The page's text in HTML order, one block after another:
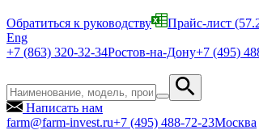
Обратиться к руководству Прайс-лист
Eng
+7 (863) 320-32-34Ростов-на-Дону+7 (495)
Написать нам
farm@farm-invest.ru+7 (495) 488-72-23Москва